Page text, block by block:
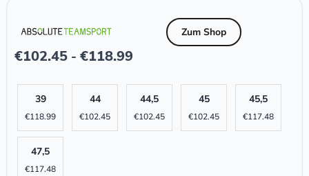
€102.45 - €118.99
Zum Shop
39
€118.99
44
€102.45
44,5
€102.45
45
€102.45
45,5
€117.48
47,5
€117.48